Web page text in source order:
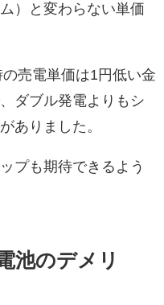
）と変わらない単価
売電単価は1円低い金
ダブル発電よりもシ
ありました。
プも期待できるよう
池のデメリ